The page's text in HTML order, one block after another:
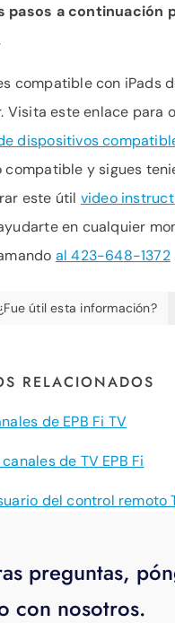
pasos a continuación
compatible con iPads
Visita este enlace para
dispositivos
y sigues
este útil video
en cualquier
al 423-648-1372
útil esta información?
RELACIONADOS
de EPB Fi TV
de TV EPB Fi
del control remoto
preguntas,
con nosotros.